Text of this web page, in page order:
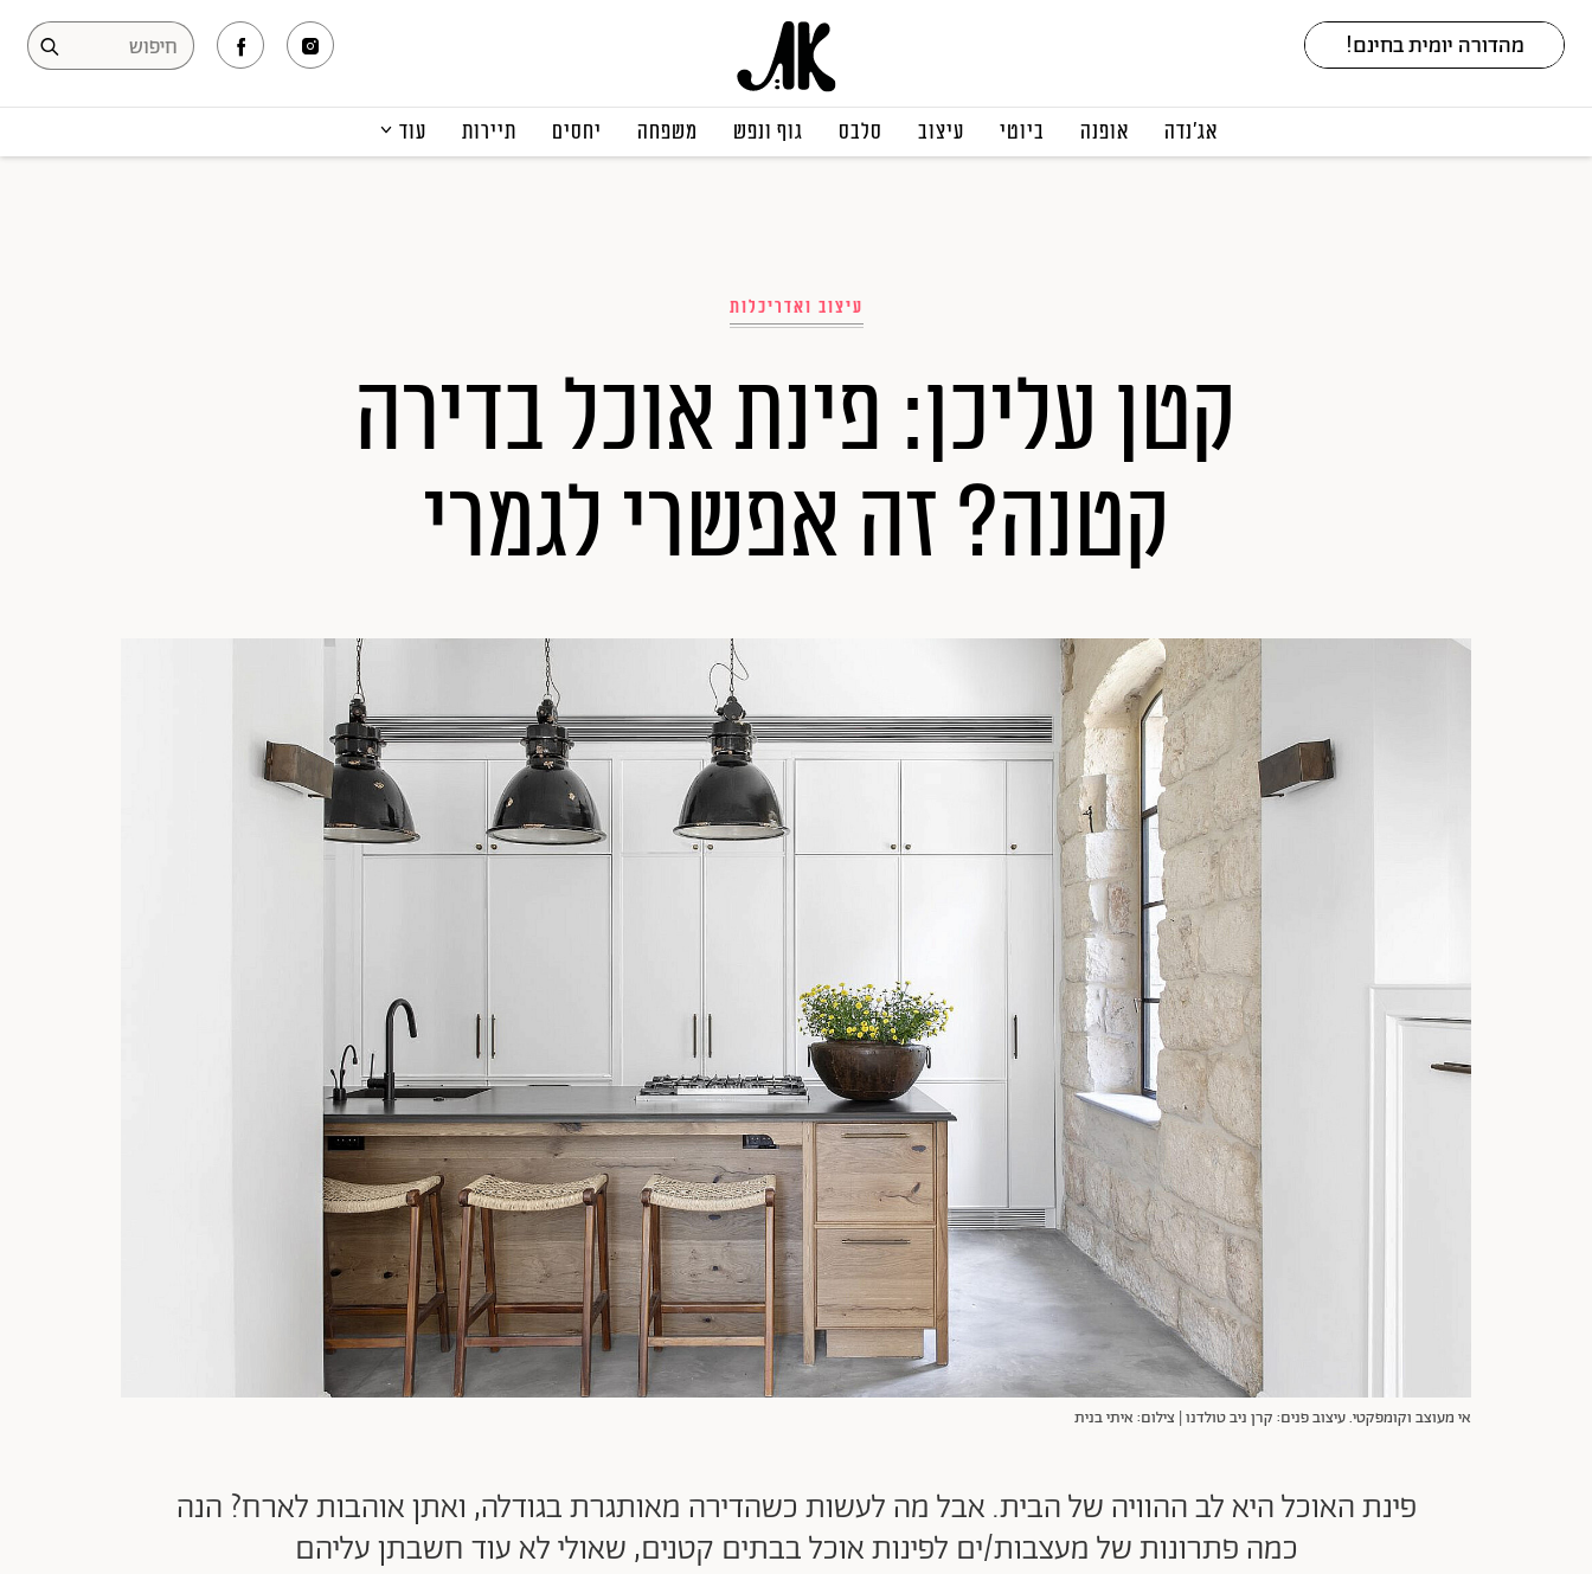
אג׳נדה אופנה ביוטי עיצוב סלבס גוף ונפש משפחה יחסים תיירות עוד
עיצוב ואדריכלות
קטן עליכן: פינת אוכל בדירה
קטנה? זה אפשרי לגמרי
אי מעוצב וקומפקטי. עיצוב פנים: קרן ניב טולדנו | צילום: איתי בנית
פינת האוכל היא לב ההוויה של הבית. אבל מה לעשות כשהדירה מאותגרת בגודלה, ואתן אוהבות לארח? הנה
כמה פתרונות של מעצבות/ים לפינות אוכל בבתים קטנים, שאולי לא עוד חשבתן עליהם